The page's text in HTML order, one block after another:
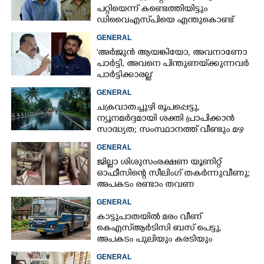
പറ്റിയെന്ന് കണ്ടെത്തിയിട്ടും
ഡിവൈഎസ്‌പിയെ എന്തുകൊണ്ട്
ഹൈക്കോടതി
GENERAL
'അർജുൻ ആയങ്കിയോ, അവനാണോ
പാർട്ടി, അവനെ പിന്തുണയ്‌ക്കുന്നവർ
പാർട്ടിക്കാരല്ല'
GENERAL
ചക്രവാതച്ചുഴി രൂപപ്പെട്ടു,
ന്യൂനമർദ്ദമായി ശക്തി പ്രാപിക്കാൻ
സാദ്ധ്യത; സംസ്ഥാനത്ത് വീണ്ടും മഴ
GENERAL
ജില്ലാ ശിശുസംരക്ഷണ യൂണിറ്റ്
ഓഫീസിന്റെ സീലിംഗ് തകർന്നുവീണു;
അപകടം രണ്ടാം തവണ
GENERAL
കാട്ടുപാതയിൽ മരം വീണ്
കെഎസ്‌ആർടിസി ബസ് പെട്ടു,
അപകടം പുലിയും കരടിയും
GENERAL